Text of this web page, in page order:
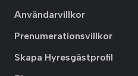
Användarvillkor
Prenumerationsvillkor
Skapa Hyresgästprofil